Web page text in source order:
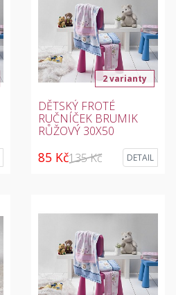
2 varianty
DĚTSKÝ FROTÉ
RUČNÍČEK BRUMIK
RŮŽOVÝ 30X50
85 Kč135 Kč DETAIL